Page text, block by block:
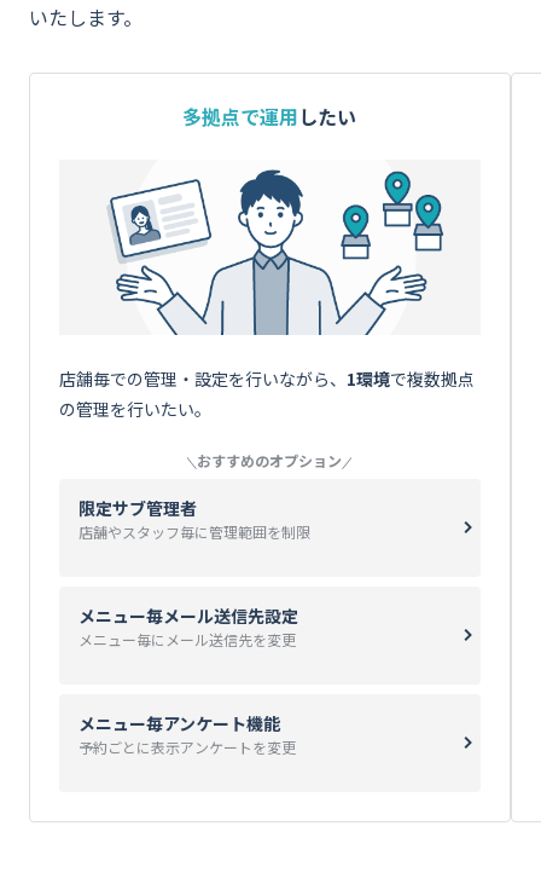
いたします。
多拠点で運用したい
店舗毎での管理・設定を行いながら、 1環境で複数拠点
の管理を行いたい。
おすすめのオプション
限定サブ管理者
店舗やスタッフ毎に管理範囲を制限
メニュー毎メール送信先設定
メニュー毎にメール送信先を変更
メニュー毎アンケート機能
予約ごとに表示アンケートを変更